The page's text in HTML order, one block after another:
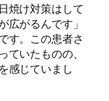
焼け対策はして
広がるんです」
す。この患者さ
いたものの、
感じていまし